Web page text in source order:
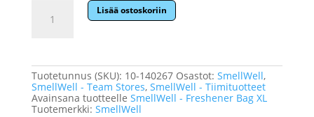
Tiimituote
määrä
Lisää ostoskoriin
Tuotetunnus (SKU): 10-140267 Osastot: SmellWell,
SmellWell - Team Stores, SmellWell - Tiimituotteet
Avainsana tuotteelle SmellWell - Freshener Bag XL
Tuotemerkki: SmellWell